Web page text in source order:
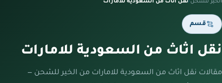
الخير للشحن/نقل اثاث من السعودية للامارات
قسم
نقل اثاث من السعودية للامارات
مقالات نقل اثاث من السعودية للامارات من الخير للشحن —